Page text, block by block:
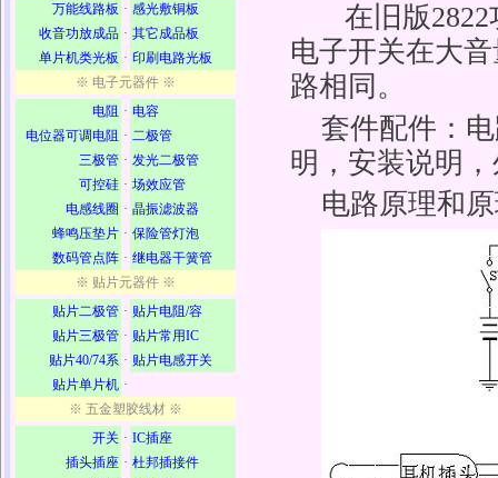
万能线路板 · 感光敷铜板
收音功放成品 · 其它成品板
单片机类光板 · 印刷电路光板
※ 电子元器件 ※
电阻 · 电容
电位器可调电阻 · 二极管
三极管 · 发光二极管
可控硅 · 场效应管
电感线圈 · 晶振滤波器
蜂鸣压垫片 · 保险管灯泡
数码管点阵 · 继电器干簧管
※ 贴片元器件 ※
贴片二极管 · 贴片电阻/容
贴片三极管 · 贴片常用IC
贴片40/74系 · 贴片电感开关
贴片单片机 ·
※ 五金塑胶线材 ※
开关 · IC插座
插头插座 · 杜邦插接件
在旧版
电子开关在大
路相同。
套件配件：
明，安装说明
电路原理和